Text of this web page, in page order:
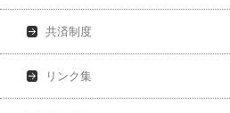
共済制度
リンク集